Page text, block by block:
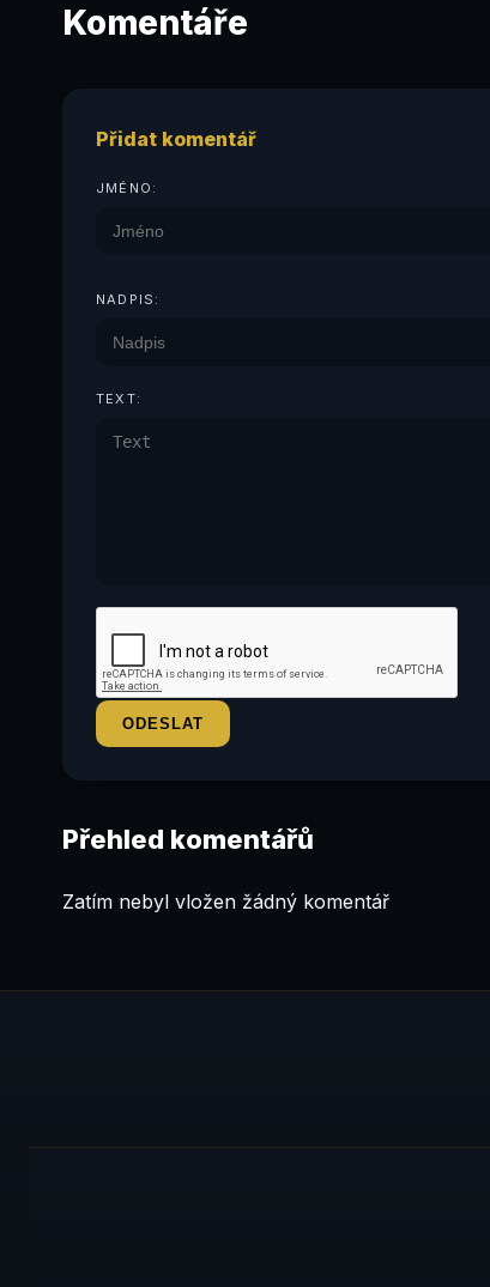
Komentáře
Přidat komentář
JMÉNO:
NADPIS:
TEXT:
Přehled komentářů
Zatím nebyl vložen žádný komentář